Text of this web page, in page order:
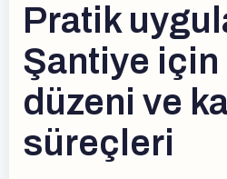
Pratik
Şantiye
düzeni ve
süreçleri